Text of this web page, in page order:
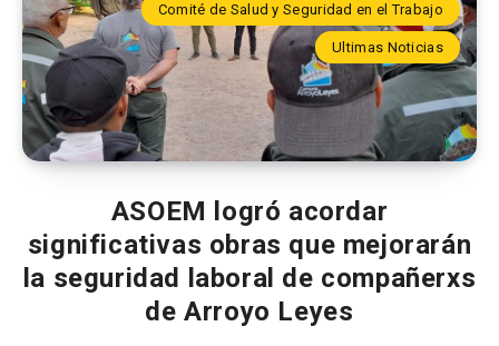
Comité de Salud y Seguridad en el Trabajo
Ultimas Noticias
ASOEM logró acordar
significativas obras que mejorarán
la seguridad laboral de compañerxs
de Arroyo Leyes